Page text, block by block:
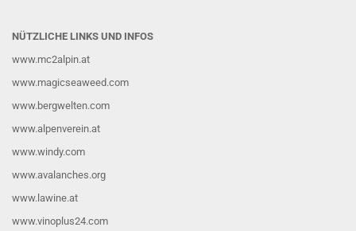
NÜTZLICHE LINKS UND INFOS
www.mc2alpin.at
www.magicseaweed.com
www.bergwelten.com
www.alpenverein.at
www.windy.com
www.avalanches.org
www.lawine.at
www.vinoplus24.com